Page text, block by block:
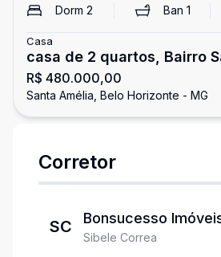
Dorm 2 Ban 1
Casa
casa de 2 quartos, Bairro
Amelia em Belo Horizonte
R$ 480.000,00
Santa Amélia, Belo Horizonte - MG
Corretor
SC Bonsucesso
Sibele Correa